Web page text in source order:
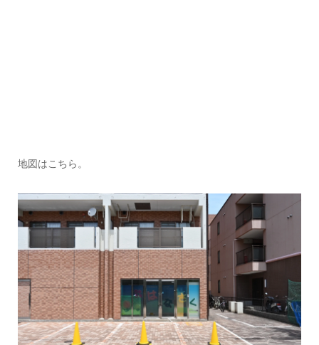
地図はこちら。